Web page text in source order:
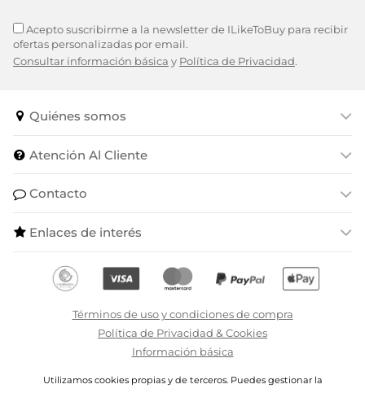
Acepto suscribirme a la newsletter de ILikeToBuy para recibir
ofertas personalizadas por email.
Consultar información básica y Política de Privacidad.
Quiénes somos
Atención Al Cliente
Contacto
Enlaces de interés
Términos de uso y condiciones de compra
Política de Privacidad & Cookies
Información básica
Utilizamos cookies propias y de terceros. Puedes gestionar la